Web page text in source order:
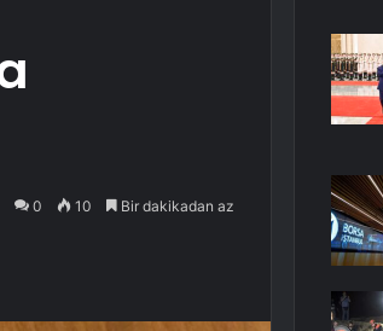
0 10 Bir dakikadan az